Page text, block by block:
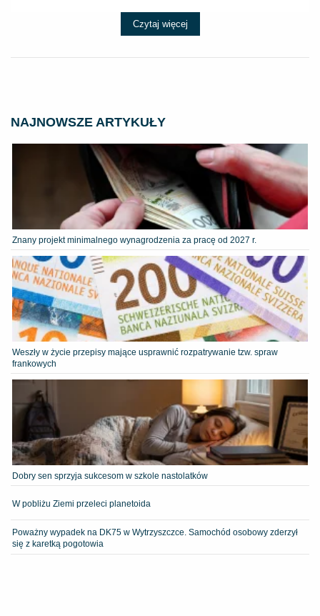
Czytaj więcej
NAJNOWSZE ARTYKUŁY
Znany projekt minimalnego wynagrodzenia za pracę od 2027 r.
Weszły w życie przepisy mające usprawnić rozpatrywanie tzw. spraw
frankowych
Dobry sen sprzyja sukcesom w szkole nastolatków
W pobliżu Ziemi przeleci planetoida
Poważny wypadek na DK75 w Wytrzyszczce. Samochód osobowy zderzył
się z karetką pogotowia